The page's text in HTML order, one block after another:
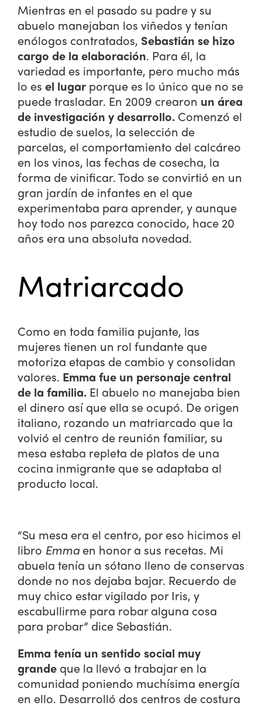
Mientras en el pasado su padre y su
abuelo manejaban los viñedos y tenían
enólogos contratados, Sebastián se hizo
cargo de la elaboración. Para él, la
variedad es importante, pero mucho más
lo es el lugar porque es lo único que no se
puede trasladar. En 2009 crearon un área
de investigación y desarrollo. Comenzó el
estudio de suelos, la selección de
parcelas, el comportamiento del calcáreo
en los vinos, las fechas de cosecha, la
forma de vinificar. Todo se convirtió en un
gran jardín de infantes en el que
experimentaba para aprender, y aunque
hoy todo nos parezca conocido, hace 20
años era una absoluta novedad.
Matriarcado
Como en toda familia pujante, las
mujeres tienen un rol fundante que
motoriza etapas de cambio y consolidan
valores. Emma fue un personaje central
de la familia. El abuelo no manejaba bien
el dinero así que ella se ocupó. De origen
italiano, rozando un matriarcado que la
volvió el centro de reunión familiar, su
mesa estaba repleta de platos de una
cocina inmigrante que se adaptaba al
producto local.
“Su mesa era el centro, por eso hicimos el
libro Emmaen honor a sus recetas. Mi
abuela tenía un sótano lleno de conservas
donde no nos dejaba bajar. Recuerdo de
muy chico estar vigilado por Iris, y
escabullirme para robar alguna cosa
para probar” dice Sebastián.
Emma tenía un sentido social muy
grande que la llevó a trabajar en la
comunidad poniendo muchísima energía
en ello. Desarrolló dos centros de costura